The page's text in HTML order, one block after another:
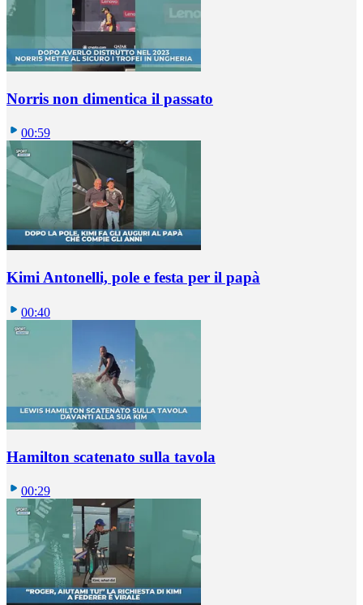
Norris non dimentica il passato
00:59
Kimi Antonelli, pole e festa per il papà
00:40
Hamilton scatenato sulla tavola
00:29